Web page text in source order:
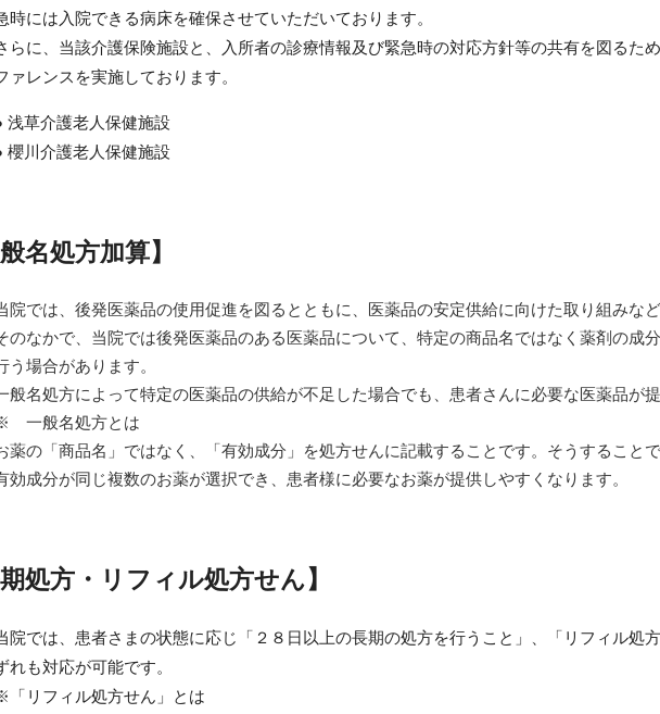
時には入院できる病床を確保させていただいております。
らに、当該介護保険施設と、入所者の診療情報及び緊急時の対応方針等の共有を図るた
ァレンスを実施しております。
浅草介護老人保健施設
櫻川介護老人保健施設
名処方加算】
院では、後発医薬品の使用促進を図るとともに、医薬品の安定供給に向けた取り組みなど
のなかで、当院では後発医薬品のある医薬品について、特定の商品名ではなく薬剤の成
う場合があります。
般名処方によって特定の医薬品の供給が不足した場合でも、患者さんに必要な医薬品が
一般名処方とは
薬の「商品名」ではなく、「有効成分」を処方せんに記載することです。そうすること
効成分が同じ複数のお薬が選択でき、患者様に必要なお薬が提供しやすくなります。
処方・リフィル処方せん 】
院では、患者さまの状態に応じ「２８日以上の長期の処方を行うこと」、「リフィル処
れも対応が可能です。
リフィル処方せん」とは